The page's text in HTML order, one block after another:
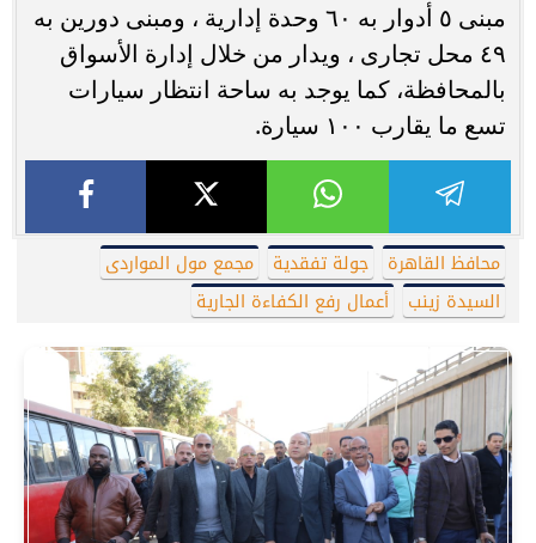
مبنى ٥ أدوار به ٦٠ وحدة إدارية ، ومبنى دورين به
٤٩ محل تجارى ، ويدار من خلال إدارة الأسواق
بالمحافظة، كما يوجد به ساحة انتظار سيارات
تسع ما يقارب ١٠٠ سيارة.
محافظ القاهرة جولة تفقدية
مجمع مول المواردى
السيدة زينب
أعمال رفع الكفاءة الجارية